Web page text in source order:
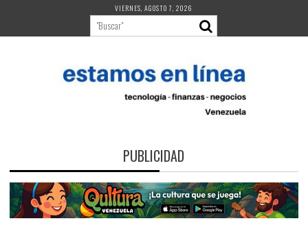
contenido
VIERNES, AGOSTO 7, 2026
PUBLICIDAD